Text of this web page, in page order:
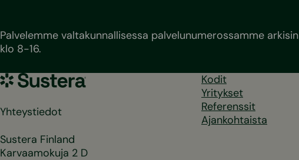
Palvelemme valtakunnallisessa palvelunumerossamme arkisin
klo 8-16.
Sustera
Yhteystiedot
Sustera Finland
Karvaamokuja 2 D
Kodit
Yritykset
Referenssit
Ajankohtaista